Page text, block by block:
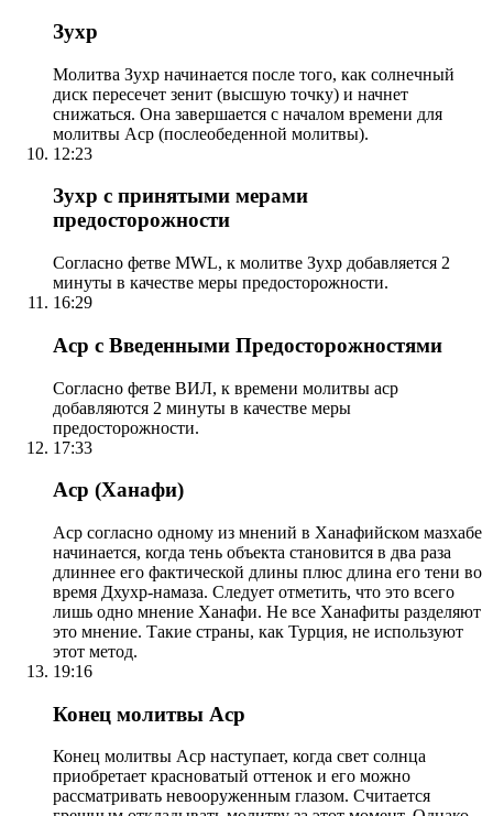
Зухр
Молитва Зухр начинается после того, как солнечный
диск пересечет зенит (высшую точку) и начнет
снижаться. Она завершается с началом времени для
молитвы Аср (послеобеденной молитвы).
12:23
Зухр с принятыми мерами
предосторожности
Согласно фетве MWL, к молитве Зухр добавляется 2
минуты в качестве меры предосторожности.
16:29
Аср с Введенными Предосторожностями
Согласно фетве ВИЛ, к времени молитвы аср
добавляются 2 минуты в качестве меры
предосторожности.
17:33
Аср (Ханафи)
Аср согласно одному из мнений в Ханафийском мазхабе
начинается, когда тень объекта становится в два раза
длиннее его фактической длины плюс длина его тени во
время Дхухр-намаза. Следует отметить, что это всего
лишь одно мнение Ханафи. Не все Ханафиты разделяют
это мнение. Такие страны, как Турция, не используют
этот метод.
19:16
Конец молитвы Аср
Конец молитвы Аср наступает, когда свет солнца
приобретает красноватый оттенок и его можно
рассматривать невооруженным глазом. Считается